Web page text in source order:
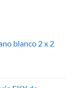
blanco 2 x 2